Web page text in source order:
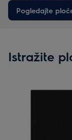
pružaju vam veću
Pogledajte
Istražite